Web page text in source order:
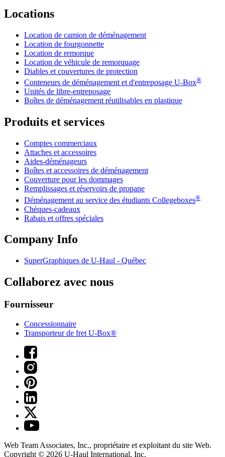
Locations
Location de camion de déménagement
Location de fourgonnette
Location de remorque
Location de véhicule de remorquage
Diables et couvertures de protection
Conteneurs de déménagement et d'entreposage U-Box®
Unités de libre-entreposage
Boîtes de déménagement réutilisables en plastique
Produits et services
Comptes commerciaux
Attaches et accessoires
Aides-déménageurs
Boîtes et accessoires de déménagement
Couverture pour les dommages
Remplissages et réservoirs de propane
Déménagement au service des étudiants Collegeboxes®
Chèques-cadeaux
Rabais et offres spéciales
Company Info
SuperGraphiques de U-Haul - Québec
Collaborez avec nous
Fournisseur
Concessionnaire
Transporteur de fret U-Box®
Web Team Associates, Inc., propriétaire et exploitant du site Web.
Copyright © 2026 U-Haul International, Inc.